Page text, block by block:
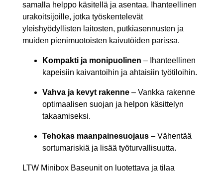
samalla helppo käsitellä ja asentaa. Ihanteellinen
urakoitsijoille, jotka työskentelevät
yleishyödyllisten laitosten, putkiasennusten ja
muiden pienimuotoisten kaivutöiden parissa.
Kompakti ja monipuolinen – Ihanteellinen
kapeisiin kaivantoihin ja ahtaisiin työtiloihin.
Vahva ja kevyt rakenne – Vankka rakenne
optimaalisen suojan ja helpon käsittelyn
takaamiseksi.
Tehokas maanpainesuojaus – Vähentää
sortumariskiä ja lisää työturvallisuutta.
LTW Minibox Baseunit on luotettava ja tilaa